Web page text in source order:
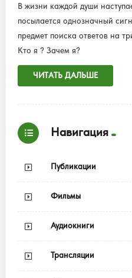
В жизни каждой души
посылается однозначный
предмет поиска ответов на
Кто я ? Зачем я?
ЧИТАТЬ ДАЛЬШЕ
Навигация
Публикации
Фильмы
Аудиокниги
Трансляции